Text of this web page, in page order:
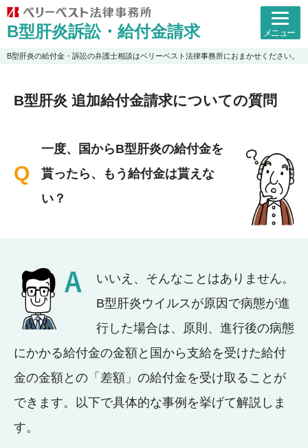
B型肝炎の給付金・訴訟の弁護士相談はベリーベスト法律事務所におまかせください。
B型肝炎訴訟・給付金請求 メニュー
B型肝炎 追加給付金請求についての質問
一度、国からB型肝炎の給付金を
貰ったら、もう給付金は貰えな
い？
いいえ、そんなことはありません。
B型肝炎ウイルスが原因で病態が進
行した場合は、原則、進行後の病態
にかかる給付金の金額と国から支給を受けた給付
金の金額との「差額」の給付金を受け取ることが
できます。以下で具体的な事例を挙げて解説しま
す。